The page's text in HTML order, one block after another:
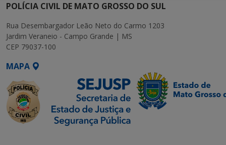
POLÍCIA CIVIL DE MATO GROSSO DO SUL
Rua Desembargador Leão Neto do Carmo 1203
Jardim Veraneio - Campo Grande | MS
CEP 79037-100
MAPA